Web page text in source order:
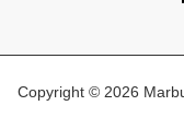
Copyright © 2026